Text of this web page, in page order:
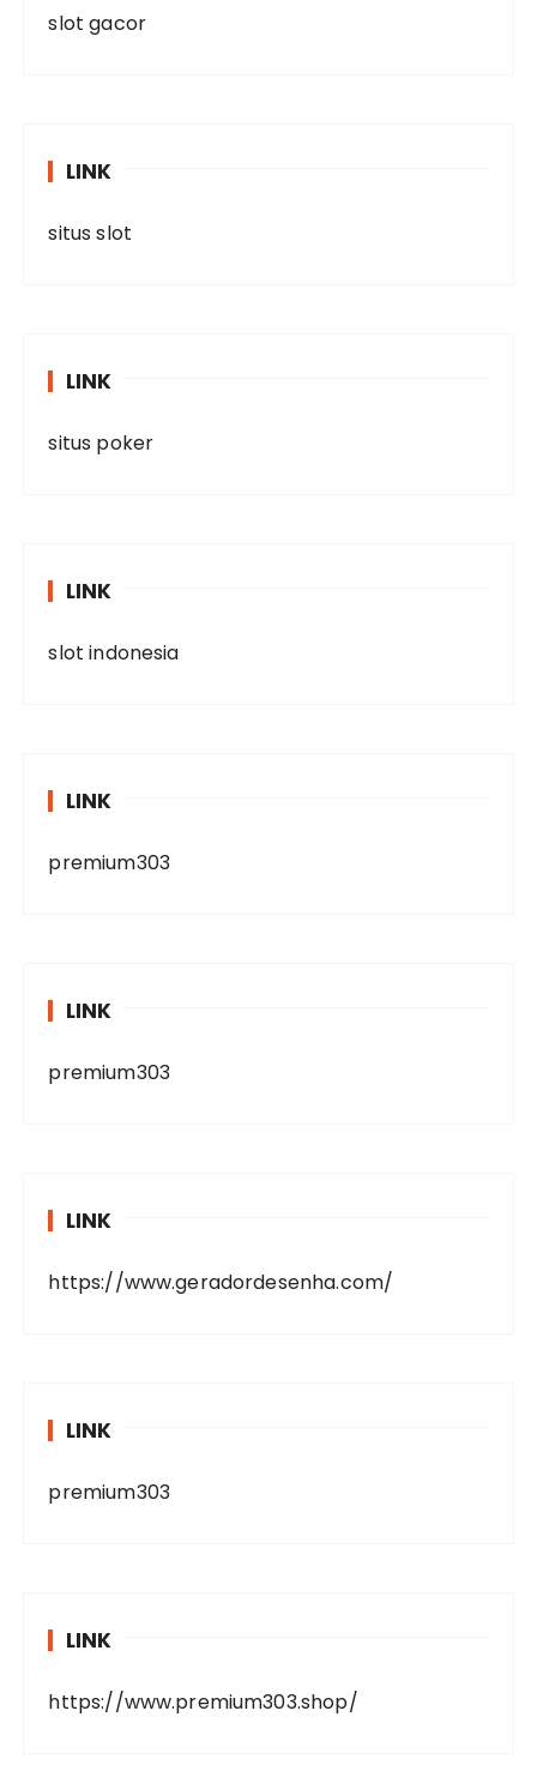
slot gacor
LINK
situs slot
LINK
situs poker
LINK
slot indonesia
LINK
premium303
LINK
premium303
LINK
https://www.geradordesenha.com/
LINK
premium303
LINK
https://www.premium303.shop/